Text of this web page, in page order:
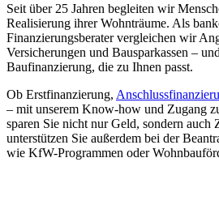
Seit über 25 Jahren begleiten wir
Realisierung ihrer Wohnträume. Als
Finanzierungsberater vergleichen wir
Versicherungen und Bausparkassen –
Baufinanzierung, die zu Ihnen passt.
Ob Erstfinanzierung,
– mit unserem Know-how und Zugang
sparen Sie nicht nur Geld, sondern auch
unterstützen Sie außerdem bei der
wie KfW-Programmen oder